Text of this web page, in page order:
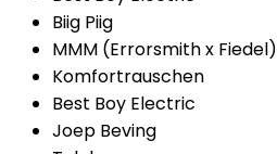
Biig Piig
MMM (Errorsmith x Fiedel)
Komfortrauschen
Best Boy Electric
Joep Beving